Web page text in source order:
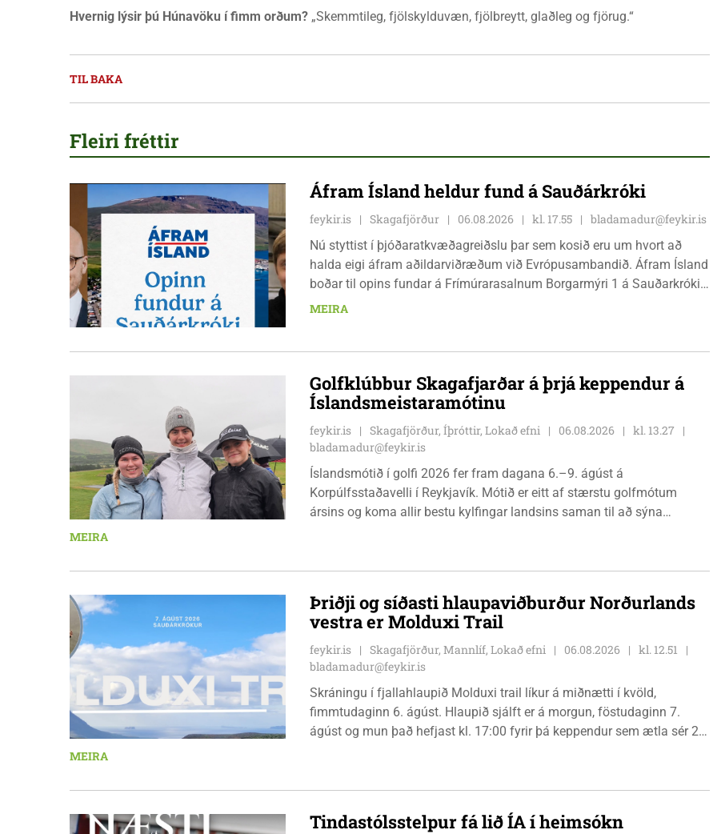
Hvernig lýsir þú Húnavöku í fimm orðum? „Skemmtileg, fjölskylduvæn, fjölbreytt, glaðleg og fjörug.“
TIL BAKA
Fleiri fréttir
Áfram Ísland heldur fund á Sauðárkróki
feykir.is Skagafjörður 06.08.2026 kl. 17.55
bladamadur@feykir.is
Nú styttist í þjóðaratkvæðagreiðslu þar sem kosið eru um hvort að
halda eigi áfram aðildarviðræðum við Evrópusambandið. Áfram Ísland
boðar til opins fundar á Frímúrarasalnum Borgarmýri 1 á Sauðarkróki,
laugardaginn 8. ágúst kl. 17:30. Fundurinn er öllum opinn en skráning
MEIRA
Golfklúbbur Skagafjarðar á þrjá keppendur á
Íslandsmeistaramótinu
feykir.is Skagafjörður, Íþróttir, Lokað efni 06.08.2026
kl. 13.27
bladamadur@feykir.is
Íslandsmótið í golfi 2026 fer fram dagana 6.–9. ágúst á
Korpúlfsstaðavelli í Reykjavík. Mótið er eitt af stærstu golfmótum
ársins og koma allir bestu kylfingar landsins saman til að sýna
nýkrýndur klúbbmeistari GSS, og Unu Karen Guðmundsdóttur.
MEIRA
Þriðji og síðasti hlaupaviðburður Norðurlands
vestra er Molduxi Trail
feykir.is Skagafjörður, Mannlíf, Lokað efni 06.08.2026
kl. 12.51
bladamadur@feykir.is
Skráningu í fjallahlaupið Molduxi trail líkur á miðnætti í kvöld,
fimmtudaginn 6. ágúst. Hlaupið sjálft er á morgun, föstudaginn 7.
ágúst og mun það hefjast kl. 17:00 fyrir þá keppendur sem ætla sér 20
bæjarbúar og aðrir gestir eru hvött til þess að kíkja við og styðja
MEIRA
Tindastólsstelpur fá lið ÍA í heimsókn